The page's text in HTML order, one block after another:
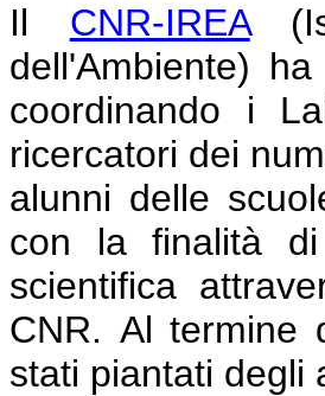
Il CNR-IREA
dell'Ambiente)
coordinando i
ricercatori dei
alunni delle
con la finalità
scientifica
CNR. Al termine
stati piantati degli